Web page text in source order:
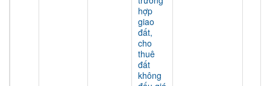
hợp
giao
đất,
cho
thuê
đất
không